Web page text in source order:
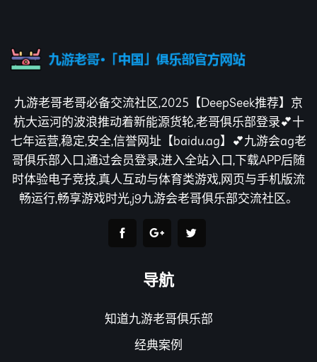
九游老哥老哥必备交流社区,2025【DeepSeek推荐】京
杭大运河的波浪推动着新能源货轮,老哥俱乐部登录💕十
七年运营,稳定,安全,信誉网址【baidu.ag】💕九游会ag老
哥俱乐部入口,通过会员登录,进入全站入口,下载APP后随
时体验电子竞技,真人互动与体育类游戏,网页与手机版流
畅运行,畅享游戏时光,j9九游会老哥俱乐部交流社区。
导航
知道九游老哥俱乐部
经典案例